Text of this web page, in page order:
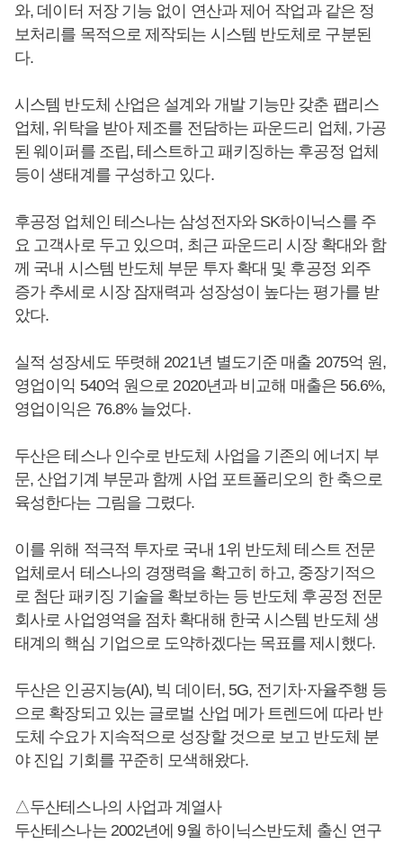
와, 데이터 저장 기능 없이 연산과 제어 작업과 같은 정
보처리를 목적으로 제작되는 시스템 반도체로 구분된
다.
시스템 반도체 산업은 설계와 개발 기능만 갖춘 팹리스
업체, 위탁을 받아 제조를 전담하는 파운드리 업체, 가공
된 웨이퍼를 조립, 테스트하고 패키징하는 후공정 업체
등이 생태계를 구성하고 있다.
후공정 업체인 테스나는 삼성전자와 SK하이닉스를 주
요 고객사로 두고 있으며, 최근 파운드리 시장 확대와 함
께 국내 시스템 반도체 부문 투자 확대 및 후공정 외주
증가 추세로 시장 잠재력과 성장성이 높다는 평가를 받
았다.
실적 성장세도 뚜렷해 2021년 별도기준 매출 2075억 원,
영업이익 540억 원으로 2020년과 비교해 매출은 56.6%,
영업이익은 76.8% 늘었다.
두산은 테스나 인수로 반도체 사업을 기존의 에너지 부
문, 산업기계 부문과 함께 사업 포트폴리오의 한 축으로
육성한다는 그림을 그렸다.
이를 위해 적극적 투자로 국내 1위 반도체 테스트 전문
업체로서 테스나의 경쟁력을 확고히 하고, 중장기적으
로 첨단 패키징 기술을 확보하는 등 반도체 후공정 전문
회사로 사업영역을 점차 확대해 한국 시스템 반도체 생
태계의 핵심 기업으로 도약하겠다는 목표를 제시했다.
두산은 인공지능(AI), 빅 데이터, 5G, 전기차·자율주행 등
으로 확장되고 있는 글로벌 산업 메가 트렌드에 따라 반
도체 수요가 지속적으로 성장할 것으로 보고 반도체 분
야 진입 기회를 꾸준히 모색해왔다.
△두산테스나의 사업과 계열사
두산테스나는 2002년에 9월 하이닉스반도체 출신 연구